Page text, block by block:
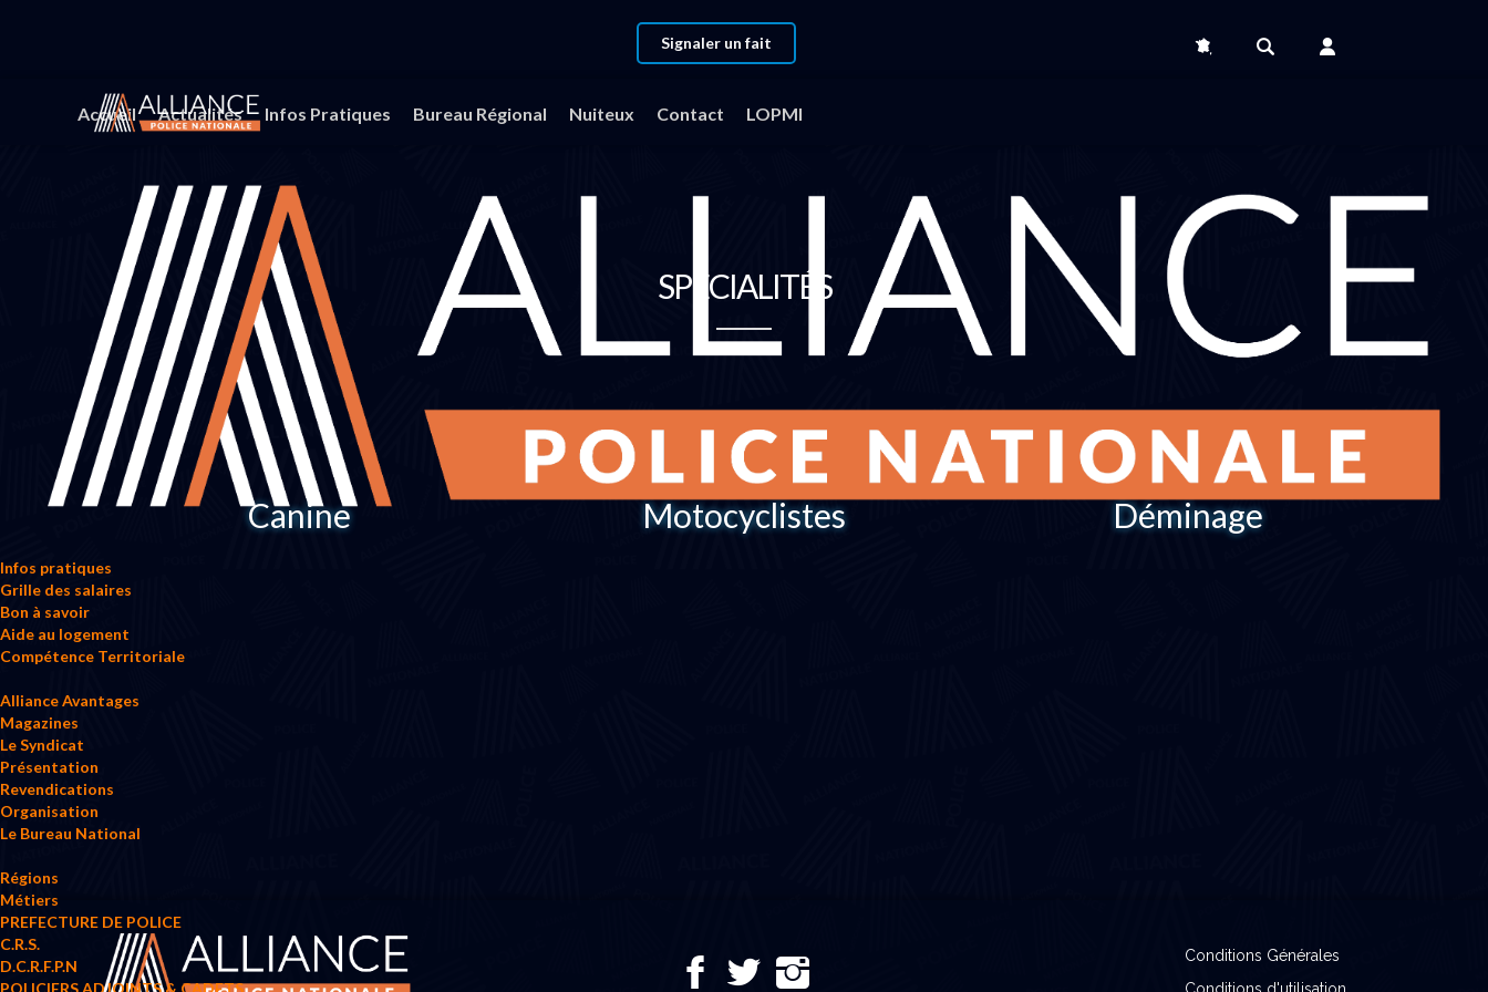
Signaler un fait
Accueil Actualités Infos Pratiques Bureau Régional Nuiteux Contact LOPMI
Infos pratiques
Grille des salaires
Bon à savoir
Aide au logement
Compétence Territoriale
Alliance Avantages
Magazines
Le Syndicat
Présentation
Revendications
Organisation
Le Bureau National
Régions
Métiers
PREFECTURE DE POLICE
C.R.S.
D.C.R.F.P.N
SPÉCIALITÉS
Canine Motocyclistes Déminage
Conditions Générales